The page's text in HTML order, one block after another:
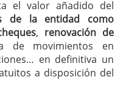
el valor añadido del
de la entidad como
, renovación de
de movimientos en
en definitiva un
a disposición del